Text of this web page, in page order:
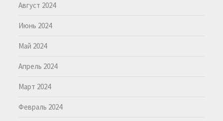
Август 2024
Июнь 2024
Май 2024
Апрель 2024
Март 2024
Февраль 2024